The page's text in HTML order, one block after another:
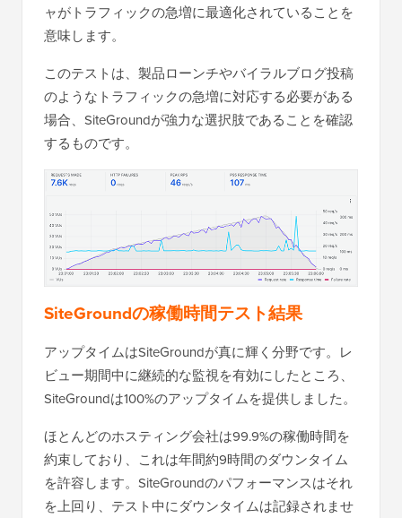
ャがトラフィックの急増に最適化されていることを
意味します。
このテストは、製品ローンチやバイラルブログ投稿
のようなトラフィックの急増に対応する必要がある
場合、SiteGroundが強力な選択肢であることを確認
するものです。
SiteGroundの稼働時間テスト結果
アップタイムはSiteGroundが真に輝く分野です。レ
ビュー期間中に継続的な監視を有効にしたところ、
SiteGroundは100%のアップタイムを提供しました。
ほとんどのホスティング会社は99.9%の稼働時間を
約束しており、これは年間約9時間のダウンタイム
を許容します。SiteGroundのパフォーマンスはそれ
を上回り、テスト中にダウンタイムは記録されませ